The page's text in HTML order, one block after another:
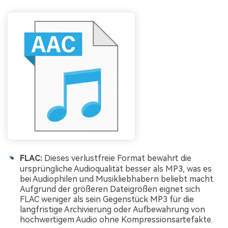
FLAC: Dieses verlustfreie Format bewahrt die
ursprüngliche Audioqualität besser als MP3, was es
bei Audiophilen und Musikliebhabern beliebt macht.
Aufgrund der größeren Dateigrößen eignet sich
FLAC weniger als sein Gegenstück MP3 für die
langfristige Archivierung oder Aufbewahrung von
hochwertigem Audio ohne Kompressionsartefakte.